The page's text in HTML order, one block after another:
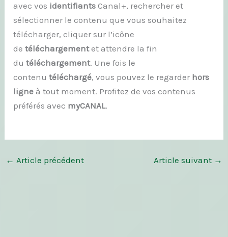
avec vos identifiants Canal+, rechercher et
sélectionner le contenu que vous souhaitez
télécharger, cliquer sur l’icône
detéléchargementet attendre la fin
dutéléchargement. Une fois le
contenutéléchargé, vous pouvez le regarder hors
ligne à tout moment. Profitez de vos contenus
préférés avec myCANAL.
← Article précédent Article suivant →